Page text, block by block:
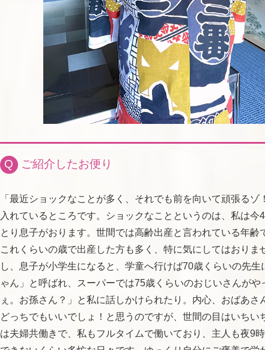
Q ご紹介したお便り
「最近ショックなことが多く、それでも前を向いて頑張るゾ
入れているところです。ショックなことというのは、私は今
とり息子がおります。世間では高齢出産と言われている年齢
これくらいの歳で出産した方も多く、特に気にしてはおりま
し、息子が小学生になると、学童へ行けば70歳くらいの先生
ゃん」と呼ばれ、スーパーでは75歳くらいのおじいさんがや
ぇ。お孫さん？」と私に話しかけられたり。内心、おばあさ
どっちでもいいでしょ！と思うのですが、世間の目はいちい
は夫婦共働きで、私もフルタイムで働いており、主人も夜9